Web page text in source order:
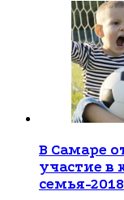
В Самаре
участие в
семья-